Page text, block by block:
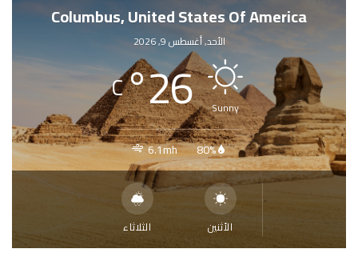
Columbus, United States Of America
الأحد, أغسطس 9, 2026
Sunny
26
°
C
80%
6.1mh
الأثنين الثلاثاء